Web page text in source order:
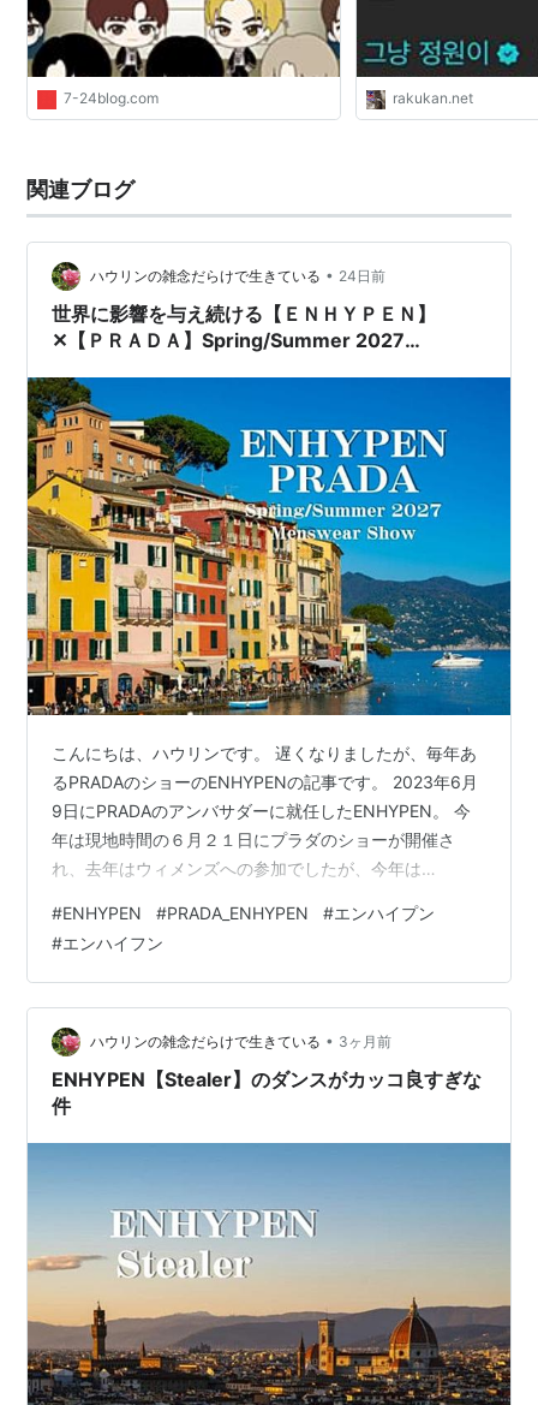
7-24blog.com rakukan.net
関連ブログ
ハウリンの雑念だらけで生きている • 24日前
世界に影響を与え続ける【ＥＮＨＹＰＥＮ】
✕【ＰＲＡＤＡ】Spring/Summer 2027
こんにちは、ハウリンです。 遅くなりましたが、毎年あ
るPRADAのショーのENHYPENの記事です。 2023年6月
9日にPRADAのアンバサダーに就任したENHYPEN。 今
年は現地時間の６月２１日にプラダのショーが開催さ
れ、去年はウィメンズへの参加でしたが、今年は
す。 安定のフロントロウですね。 しかもモデルが出てく
る辺りに座ってたのでカメラによく映されてました(^^)/
フロントロウとはショーの会場における最前列で、テレ
ビに映る際に最前列の人が映るため影響力の強い人が座
る位置です。 今回の髪型や着こなしもカッコ…
#ENHYPEN #PRADA_ENHYPEN #エンハイプン
#エンハイフン
ハウリンの雑念だらけで生きている • 3ヶ月前
ENHYPEN【Stealer】のダンスがカッコ良すぎな
件